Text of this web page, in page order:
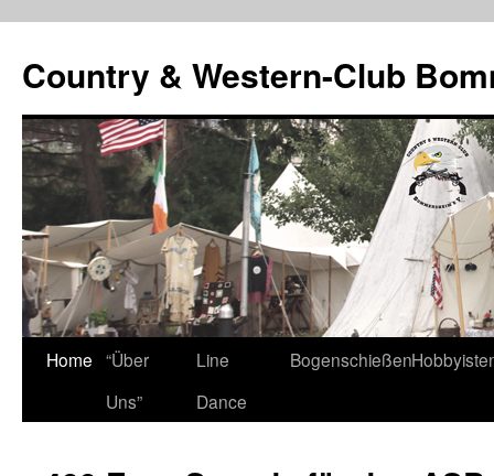
Country & Western-Club
Skip
Home “Über
Uns”
Line
Dance
Bogenschießen